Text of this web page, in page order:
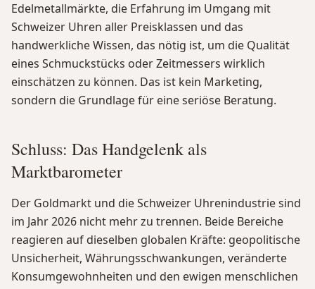
Edelmetallmärkte, die Erfahrung im Umgang mit
Schweizer Uhren aller Preisklassen und das
handwerkliche Wissen, das nötig ist, um die Qualität
eines Schmuckstücks oder Zeitmessers wirklich
einschätzen zu können. Das ist kein Marketing,
sondern die Grundlage für eine seriöse Beratung.
Schluss: Das Handgelenk als
Marktbarometer
Der Goldmarkt und die Schweizer Uhrenindustrie sind
im Jahr 2026 nicht mehr zu trennen. Beide Bereiche
reagieren auf dieselben globalen Kräfte: geopolitische
Unsicherheit, Währungsschwankungen, veränderte
Konsumgewohnheiten und den ewigen menschlichen